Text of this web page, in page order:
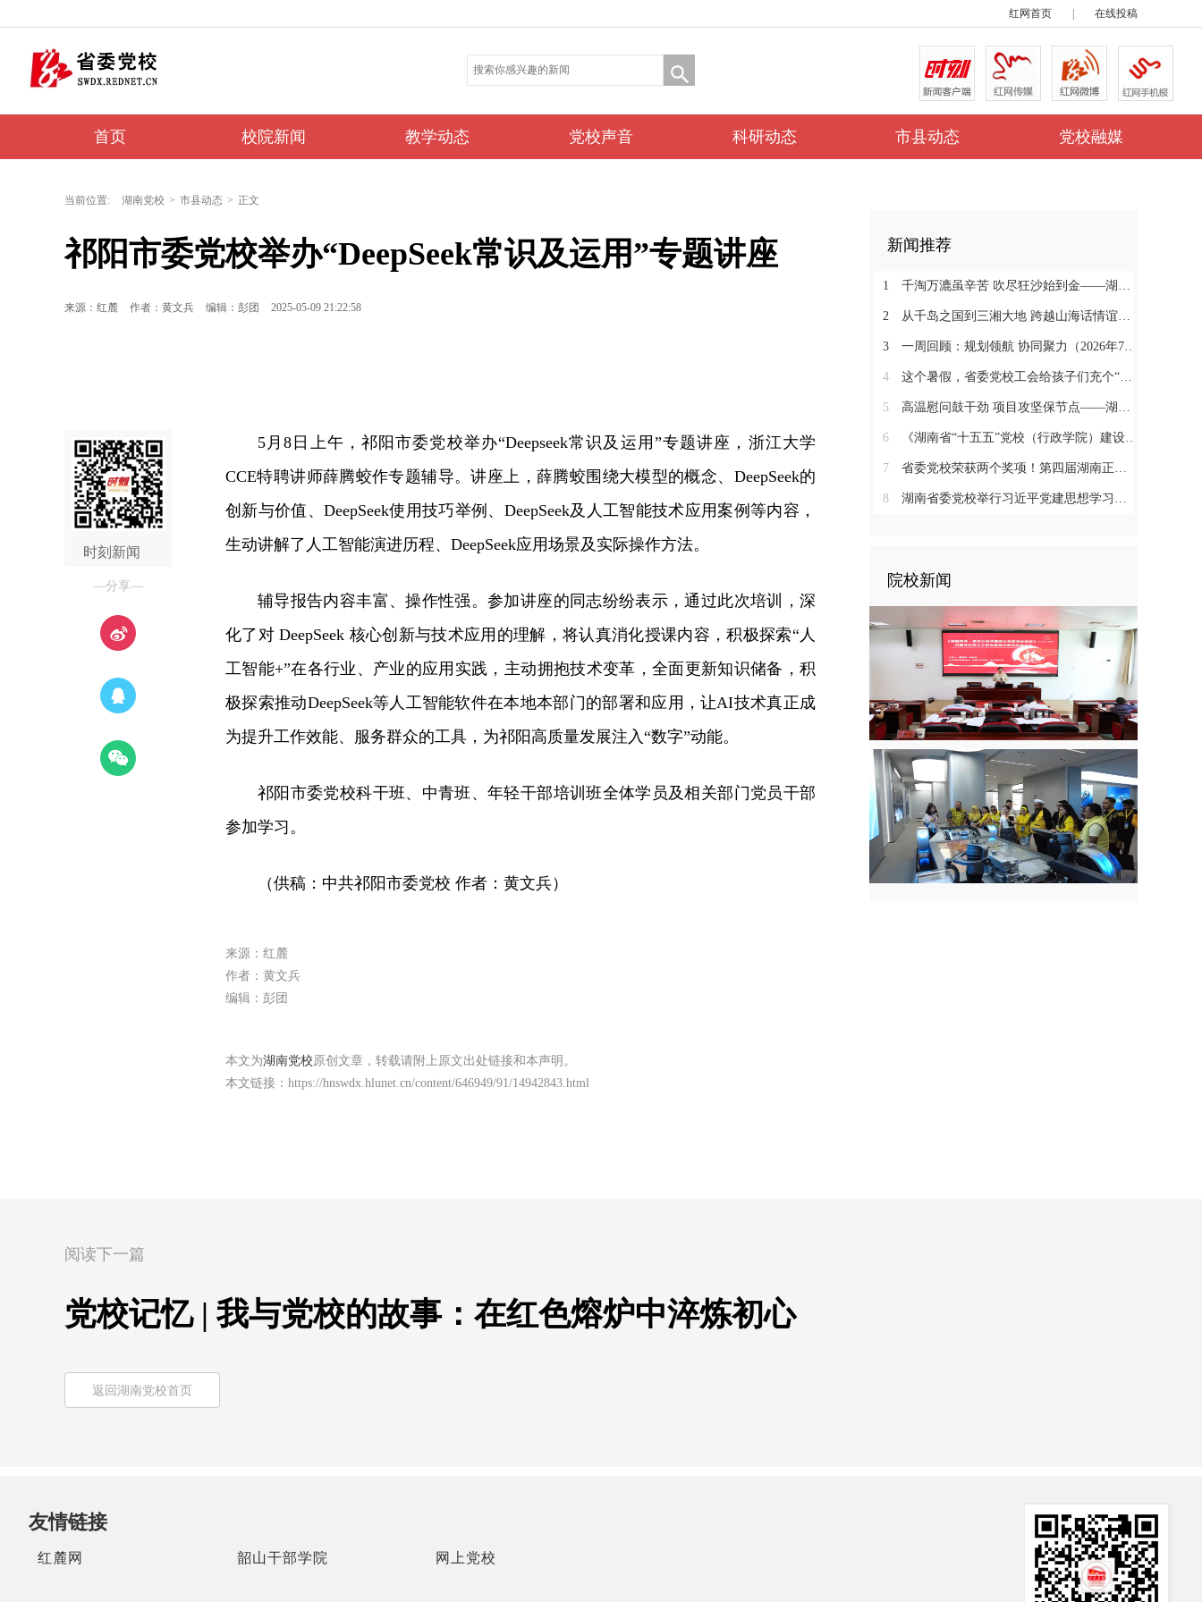
红网首页 在线投稿
首页 校院新闻 教学动态 党校声音 科研动态 市县动态 党校融媒
当前位置: 湖南党校 > 市县动态 > 正文
祁阳市委党校举办“DeepSeek常识及运用”专题讲座
来源：红麓 作者：黄文兵 编辑：彭团 2025-05-09 21:22:58
时刻新闻
—分享—
5月8日上午，祁阳市委党校举办“Deepseek常识及运用”专题讲座， 浙江大学
CCE特聘讲师薛腾蛟作专题辅导。讲座上，薛腾蛟围绕大模型的概念、DeepSeek的
创新与价值、DeepSeek使用技巧举例、DeepSeek及人工智能技术应用案例等内容，
生动讲解了人工智能演进历程、DeepSeek应用场景及实际操作方法。
辅导报告内容丰富、操作性强。参加讲座的同志纷纷表示，通过此次培训，深
化了对 DeepSeek 核心创新与技术应用的理解，将认真消化授课内容，积极探索“人
工智能+”在各行业、产业的应用实践，主动拥抱技术变革，全面更新知识储备，积
极探索推动DeepSeek等人工智能软件在本地本部门的部署和应用，让AI技术真正成
为提升工作效能、服务群众的工具，为祁阳高质量发展注入“数字”动能。
祁阳市委党校科干班、中青班、年轻干部培训班全体学员及相关部门党员干部
参加学习。
（供稿：中共祁阳市委党校 作者：黄文兵）
来源：红麓
作者：黄文兵
编辑：彭团
本文为湖南党校原创文章，转载请附上原文出处链接和本声明。
本文链接： https://hnswdx.hlunet.cn/content/646949/91/14942843.html
新闻推荐
1 千淘万漉虽辛苦 吹尽狂沙始到金——湖南省委党校开展2024-2025年度精品课评选
2 从千岛之国到三湘大地 跨越山海话情谊——印度尼西亚专业集团党干部考察团来湘考察纪实
3 一周回顾：规划领航 协同聚力（2026年7月13日—7月19日）
4 这个暑假，省委党校工会给孩子们充个“文化电”
5 高温慰问鼓干劲 项目攻坚保节点——湖南省委党校“6+1”重点建设项目有序推进
6 《湖南省“十五五”党校（行政学院）建设发展规划》专家咨询论证会召开
7 省委党校荣获两个奖项！第四届湖南正能量“五个十佳”网络精品发布
8 湖南省委党校举行习近平党建思想学习交流暨第一次集体备课会
院校新闻
阅读下一篇
党校记忆 | 我与党校的故事：在红色熔炉中淬炼初心
返回湖南党校首页
友情链接
红麓网 韶山干部学院 网上党校